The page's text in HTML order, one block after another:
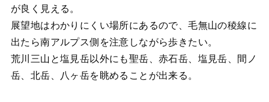
が良く見える。
展望地はわかりにくい場所にあるので、毛無山の稜線に
出たら南アルプス側を注意しながら歩きたい。
荒川三山と塩見岳以外にも聖岳、赤石岳、塩見岳、間ノ
岳、北岳、八ヶ岳を眺めることが出来る。